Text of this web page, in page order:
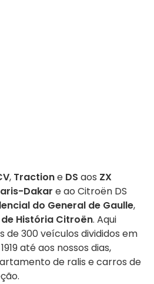
, Tractione DS aos ZX
Dakar e ao Citroën DS
do General de Gaulle,
de História Citroën. Aqui
de 300 veículos divididos em
até aos nossos dias,
de ralis e carros de